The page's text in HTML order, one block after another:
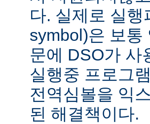
다. 실제로 실
symbol)은 보통
문에 DSO가 사
실행중 프로그
전역심볼을 익
된 해결책이다.